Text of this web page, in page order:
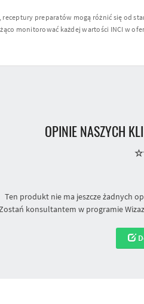
preparatów mogą różnić się od
monitorować każdej wartości INCI w
OPINIE NASZYCH
Ten produkt nie ma jeszcze żadnych
konsultantem w programie